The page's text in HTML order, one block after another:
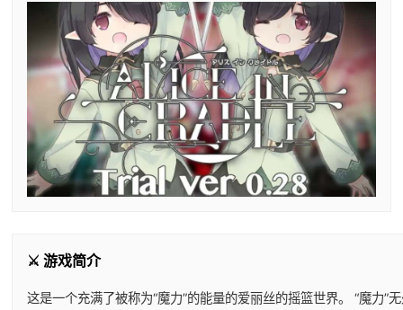
⚔️ 游戏简介
这是一个充满了被称为“魔力”的能量的爱丽丝的摇篮世界。 “魔力